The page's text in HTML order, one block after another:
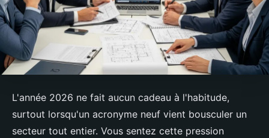
L'année 2026 ne fait aucun cadeau à l'habitude,
surtout lorsqu'un acronyme neuf vient bousculer un
secteur tout entier. Vous sentez cette pression